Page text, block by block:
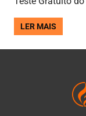
LER MAIS